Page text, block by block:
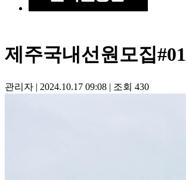
제주국내선원모집#01
관리자 | 2024.10.17 09:08 | 조회 430